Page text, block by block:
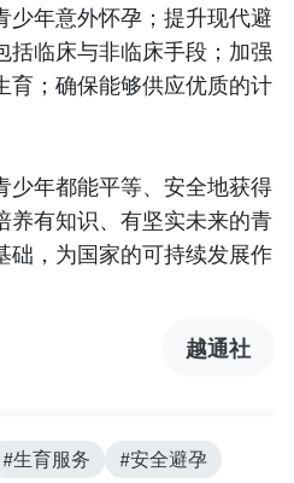
少年意外怀孕；提升现代避
括临床与非临床手段；加强
育；确保能够供应优质的计
少年都能平等、安全地获得
养有知识、有坚实未来的青
础，为国家的可持续发展作
越通社
#生育服务
#安全避孕